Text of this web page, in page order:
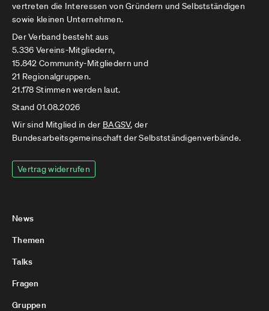
vertreten die Interessen von Gründern und Selbstständigen
sowie kleinen Unternehmen.
Der Verband besteht aus
5.336 Vereins-Mitgliedern,
15.842 Community-Mitgliedern und
21 Regionalgruppen.
21.178 Stimmen werden laut.
Stand 01.08.2026
Wir sind Mitglied in der BAGSV, der
Bundesarbeitsgemeinschaft der Selbstständigenverbände.
Vertrag widerrufen
News
Themen
Talks
Fragen
Gruppen